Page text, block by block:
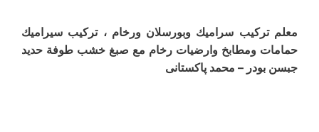
معلم ترکیب سرامیك وبورسلان ورخام ، تركيب سيراميك
حمامات ومطابخ وارضیات رخام مع صبغ خشب طوفة حدید
جبسن بودر – محمد پاکستانی